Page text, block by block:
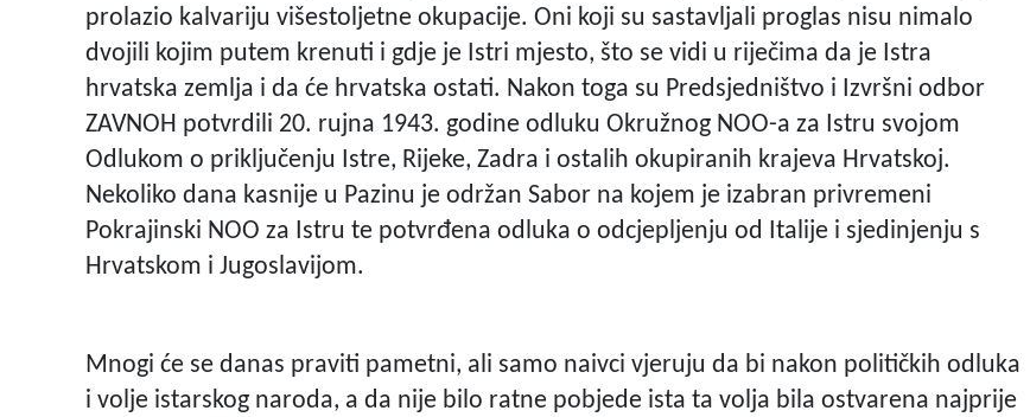
prolazio kalvariju višestoljetne okupacije. Oni koji su sastavljali proglas nisu nimalo
dvojili kojim putem krenuti i gdje je Istri mjesto, što se vidi u riječima da je Istra
hrvatska zemlja i da će hrvatska ostati. Nakon toga su Predsjedništvo i Izvršni odbor
ZAVNOH potvrdili 20. rujna 1943. godine odluku Okružnog NOO-a za Istru svojom
Odlukom o priključenju Istre, Rijeke, Zadra i ostalih okupiranih krajeva Hrvatskoj.
Nekoliko dana kasnije u Pazinu je održan Sabor na kojem je izabran privremeni
Pokrajinski NOO za Istru te potvrđena odluka o odcjepljenju od Italije i sjedinjenju s
Hrvatskom i Jugoslavijom.
Mnogi će se danas praviti pametni, ali samo naivci vjeruju da bi nakon političkih odluka
i volje istarskog naroda, a da nije bilo ratne pobjede ista ta volja bila ostvarena najprije